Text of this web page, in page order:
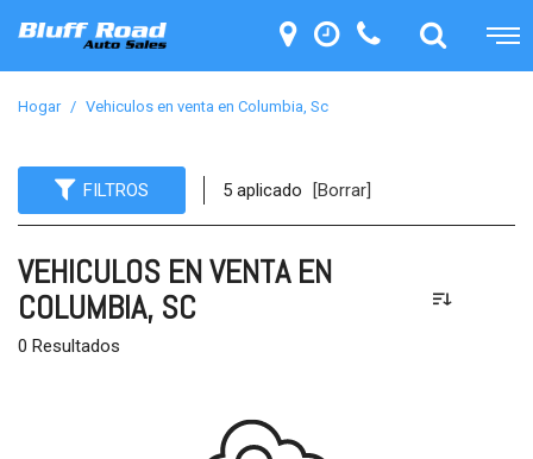
Hogar / Vehiculos en venta en Columbia, Sc
FILTROS 5 aplicado [Borrar]
VEHICULOS EN VENTA EN
COLUMBIA, SC
0 Resultados